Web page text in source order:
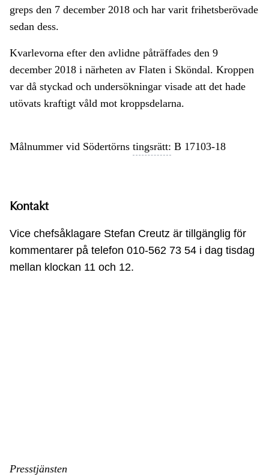
greps den 7 december 2018 och har varit frihetsberövade
sedan dess.
Kvarlevorna efter den avlidne påträffades den 9
december 2018 i närheten av Flaten i Sköndal. Kroppen
var då styckad och undersökningar visade att det hade
utövats kraftigt våld mot kroppsdelarna.
Målnummer vid Södertörns tingsrätt: B 17103-18
Kontakt
Vice chefsåklagare Stefan Creutz är tillgänglig för
kommentarer på telefon 010-562 73 54 i dag tisdag
mellan klockan 11 och 12.
Presstjänsten